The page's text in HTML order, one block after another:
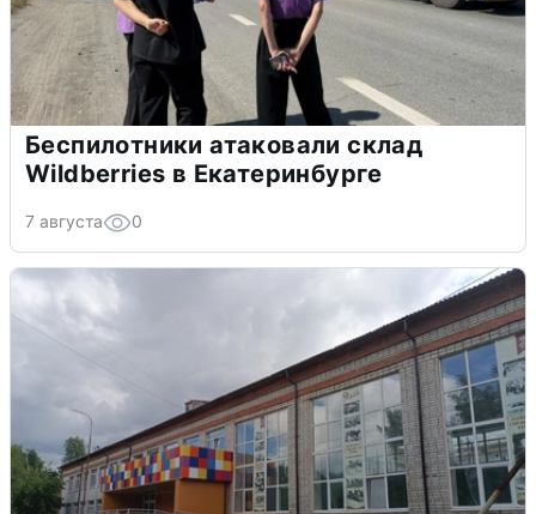
Беспилотники атаковали склад
Wildberries в Екатеринбурге
7 августа 0